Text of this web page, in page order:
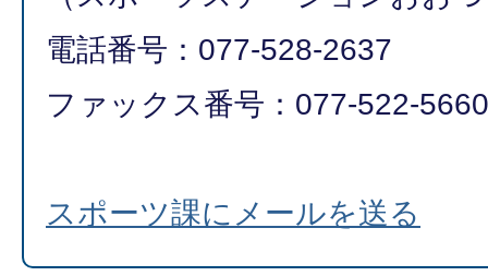
電話番号：077-528-2637
ファックス番号：077-522-5660
スポーツ課にメールを送る